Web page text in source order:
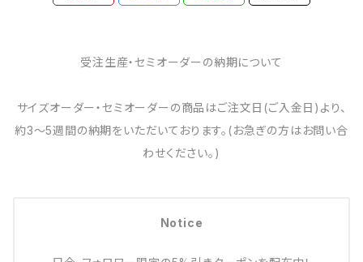
受注生産・セミオーダーの納期について
サイズオーダー・セミオーダーの商品はご注文日(ご入金日)より、
約3～5週間の納期をいただいております。(お急ぎの方はお問い合
わせください。)
Notice